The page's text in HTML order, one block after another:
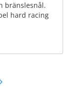
bränslesnål.
hard racing